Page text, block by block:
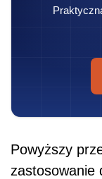
Powyższy
zastosowanie